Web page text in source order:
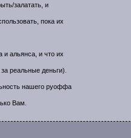
залатать, и
пока их
и альянса, и что их
реальные деньги).
нашего руоффа
Вам.